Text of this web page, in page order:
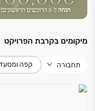
במטרה ליצור
מיקומים בקרבת הפרויקט
תחבורה קפה